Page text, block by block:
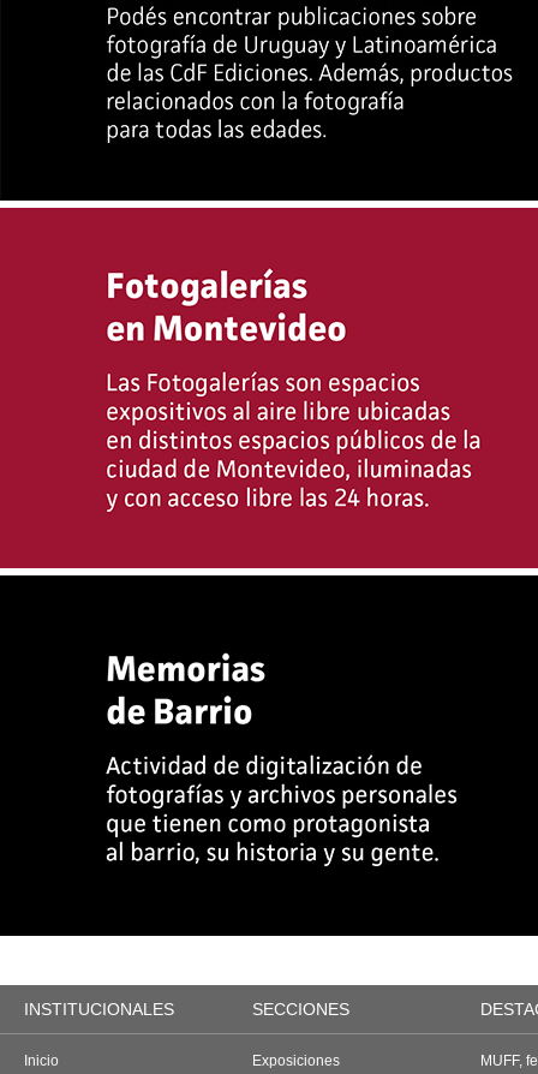
INSTITUCIONALES SECCIONES
Inicio
Exposiciones
MUFF,